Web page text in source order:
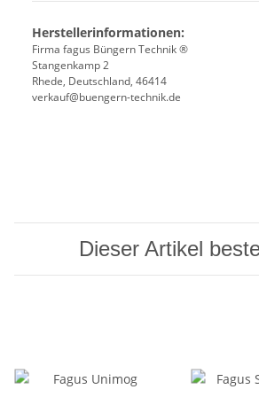
Herstellerinformationen:
Firma fagus Büngern Technik ®
Stangenkamp 2
Rhede, Deutschland, 46414
verkauf@buengern-technik.de
Dieser Artikel